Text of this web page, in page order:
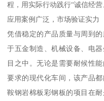
程，用实际行动践行“诚信经营
应用案例广泛，市场验证实力
凭借稳定的产品质量与周到
于五金制造、机械设备、电
目之中。无论是需要耐候性
要求的现代化车间，该产品
鞍钢岩棉板彩钢板的项目在